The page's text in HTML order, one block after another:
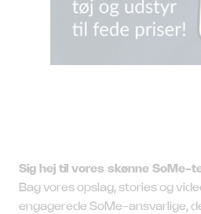
Sig hej til vores skønne SoMe-
Bag vores opslag, stories og
engagerede SoMe-ansvarlige,